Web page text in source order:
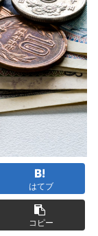
はてブ
コピー